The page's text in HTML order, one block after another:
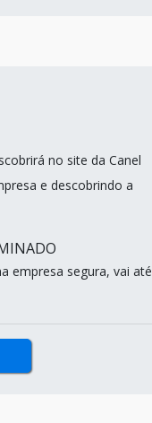
no site da Canel
e descobrindo a
empresa segura, vai até